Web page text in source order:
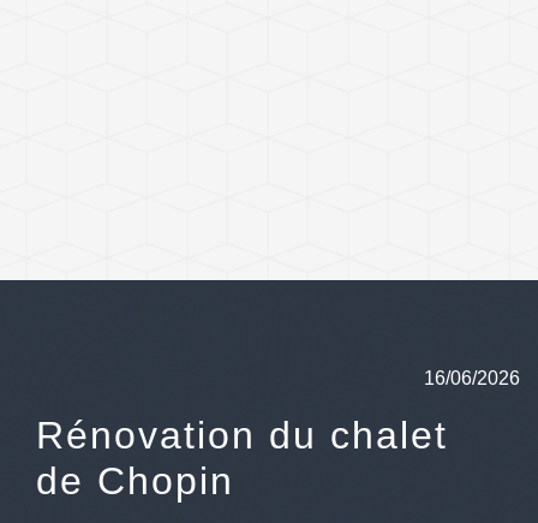
16/06/2026
Rénovation du chalet
de Chopin